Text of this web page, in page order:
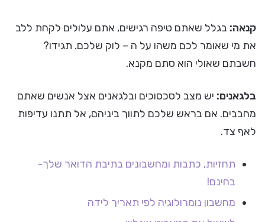
קנאה: בגלל שאתם טיפה רגישים, אתם עלולים לקחת ללב
את מי שאומר לכם משהו על ה – לוק שלכם. תגידו?
חשבתם שאולי הוא סתם מקנא.
בלגאנים: יש מצב לסכסוכים ובלגאנים אצל אנשים שאתם
מחבבים. אם בראש שלכם לתווך ביניהם, אל תתנו עדיפות
לאף צד.
תחזיות, כתבות ומחשבונים בתיבת הדואר שלך-
בחינם!
מחשבון נומרולוגיה לפי תאריך לידה